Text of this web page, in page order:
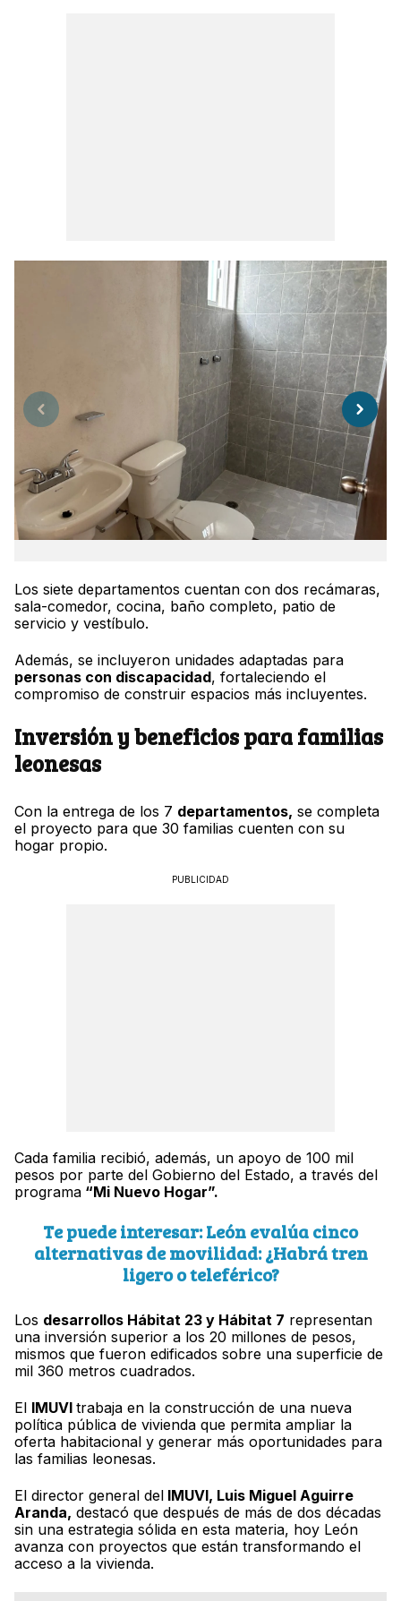
Los siete departamentos cuentan con dos recámaras,
sala-comedor, cocina, baño completo, patio de
servicio y vestíbulo.
Además, se incluyeron unidades adaptadas para
personas con discapacidad, fortaleciendo el
compromiso de construir espacios más incluyentes.
Inversión y beneficios para familias
leonesas
Con la entrega de los 7 departamentos, se completa
el proyecto para que 30 familias cuenten con su
hogar propio.
PUBLICIDAD
Cada familia recibió, además, un apoyo de 100 mil
pesos por parte del Gobierno del Estado, a través del
programa “Mi Nuevo Hogar”.
Te puede interesar: León evalúa cinco
alternativas de movilidad: ¿Habrá tren
ligero o teleférico?
Los desarrollos Hábitat 23 y Hábitat 7 representan
una inversión superior a los 20 millones de pesos,
mismos que fueron edificados sobre una superficie de
mil 360 metros cuadrados.
El IMUVI trabaja en la construcción de una nueva
política pública de vivienda que permita ampliar la
oferta habitacional y generar más oportunidades para
las familias leonesas.
El director general del IMUVI, Luis Miguel Aguirre
Aranda, destacó que después de más de dos décadas
sin una estrategia sólida en esta materia, hoy León
avanza con proyectos que están transformando el
acceso a la vivienda.